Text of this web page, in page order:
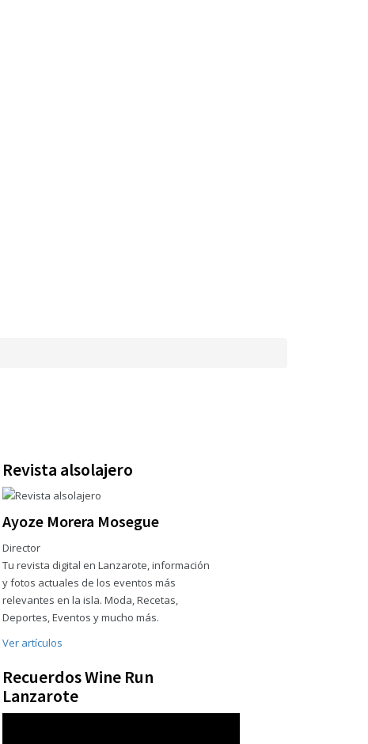
Revista alsolajero
Ayoze Morera Mosegue
Director
Tu revista digital en Lanzarote, información
y fotos actuales de los eventos más
relevantes en la isla. Moda, Recetas,
Deportes, Eventos y mucho más.
Ver artículos
Recuerdos Wine Run
Lanzarote